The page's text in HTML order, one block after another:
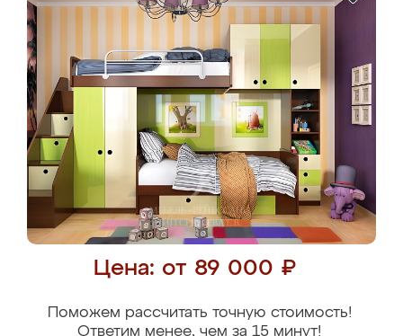
Цена: от 89 000 ₽
Поможем рассчитать точную стоимость!
Ответим менее, чем за 15 минут!